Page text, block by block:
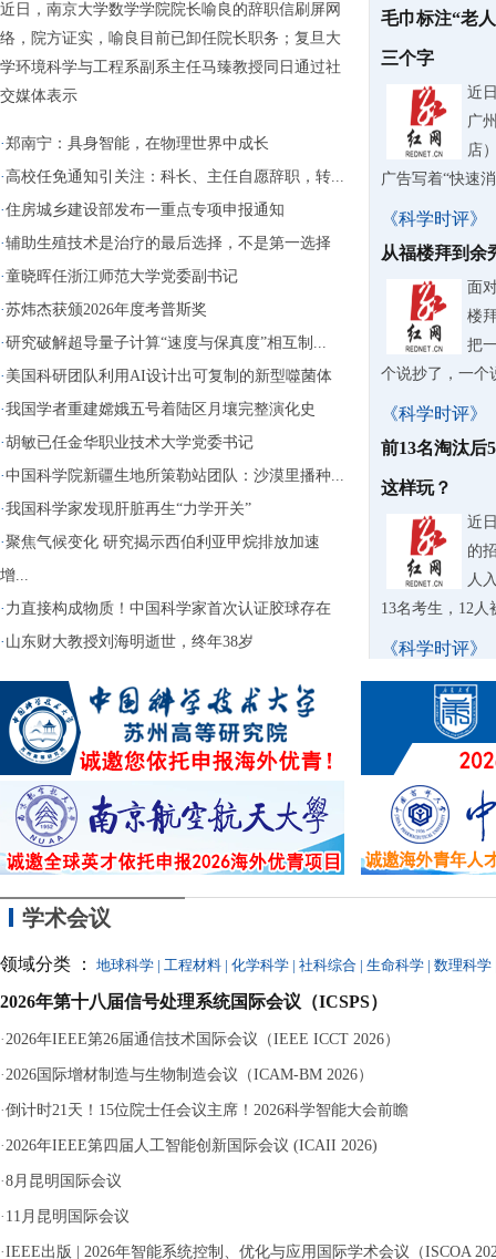
近日，南京大学数学学院院长喻良的辞职信刷屏网
络，院方证实，喻良目前已卸任院长职务；复旦大
学环境科学与工程系副系主任马臻教授同日通过社
交媒体表示
·郑南宁：具身智能，在物理世界中成长
· 高校任免通知引关注：科长、主任自愿辞职，转...
·住房城乡建设部发布一重点专项申报通知
·辅助生殖技术是治疗的最后选择，不是第一选择
·童晓晖任浙江师范大学党委副书记
·苏炜杰获颁2026年度考普斯奖
·研究破解超导量子计算“速度与保真度”相互制...
· 美国科研团队利用AI设计出可复制的新型噬菌体
·我国学者重建嫦娥五号着陆区月壤完整演化史
·胡敏已任金华职业技术大学党委书记
·中国科学院新疆生地所策勒站团队：沙漠里播种...
·我国科学家发现肝脏再生“力学开关”
·聚焦气候变化 研究揭示西伯利亚甲烷排放加速
增...
· 力直接构成物质！中国科学家首次认证胶球存在
· 山东财大教授刘海明逝世，终年38岁
毛巾标注“老
三个字
近
广
店
广告写着“快速
《科学时评》
从福楼拜到余
面
楼
把
个说抄了，一个
《科学时评》
前13名淘汰后
这样玩？
近
的
人
13名考生，12人
《科学时评》
苏泊尔AI擦边
据
牌
学术会议
领域分类 ： 地球科学 | 工程材料 | 化学科学 | 社科综合 | 生命科学 | 数理科学
2026年第十八届信号处理系统国际会议（ICSPS）
·2026年IEEE第26届通信技术国际会议（IEEE ICCT 2026）
·2026国际增材制造与生物制造会议（ICAM-BM 2026）
·倒计时21天！15位院士任会议主席！2026科学智能大会前瞻
·2026年IEEE第四届人工智能创新国际会议 (ICAII 2026)
·8月昆明国际会议
· 11月昆明国际会议
·IEEE出版 | 2026年智能系统控制、优化与应用国际学术会议（ISCOA